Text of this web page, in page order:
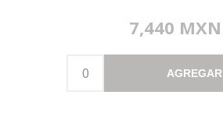
7,440 MXN
AGREGAR